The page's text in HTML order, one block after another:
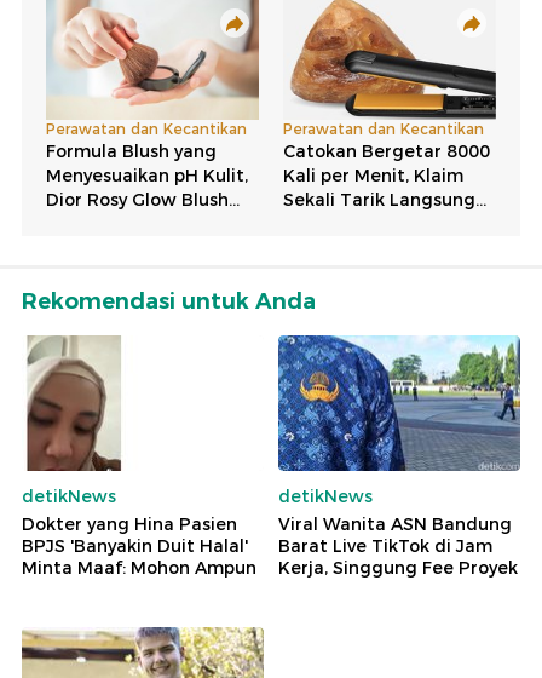
Rekomendasi untuk Anda
detikNews
Dokter yang Hina Pasien
BPJS 'Banyakin Duit Halal'
Minta Maaf: Mohon Ampun
detikNews
Viral Wanita ASN Bandung
Barat Live TikTok di Jam
Kerja, Singgung Fee Proyek